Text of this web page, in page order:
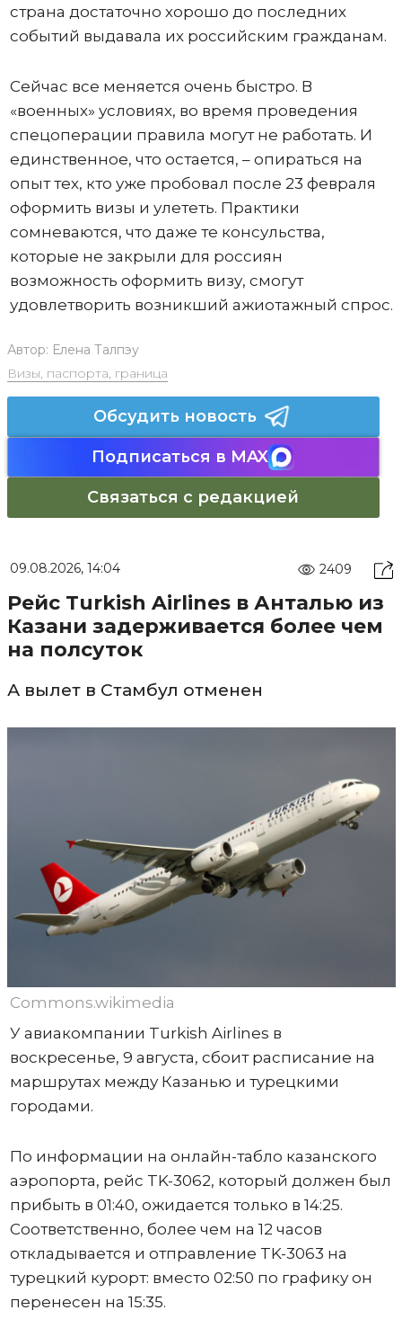
страна достаточно хорошо до последних
событий выдавала их российским гражданам.
Сейчас все меняется очень быстро. В
«военных» условиях, во время проведения
спецоперации правила могут не работать. И
единственное, что остается, – опираться на
опыт тех, кто уже пробовал после 23 февраля
оформить визы и улететь. Практики
сомневаются, что даже те консульства,
которые не закрыли для россиян
возможность оформить визу, смогут
удовлетворить возникший ажиотажный спрос.
Автор: Елена Талпэу
Визы, паспорта, граница
Обсудить новость
Подписаться в MAX
Связаться с редакцией
09.08.2026, 14:04 2409
Рейс Turkish Airlines в Анталью из
Казани задерживается более чем
на полсуток
А вылет в Стамбул отменен
Commons.wikimedia
У авиакомпании Turkish Airlines в
воскресенье, 9 августа, сбоит расписание на
маршрутах между Казанью и турецкими
городами.
По информации на онлайн-табло казанского
аэропорта, рейс TK-3062, который должен был
прибыть в 01:40, ожидается только в 14:25.
Соответственно, более чем на 12 часов
откладывается и отправление TK-3063 на
турецкий курорт: вместо 02:50 по графику он
перенесен на 15:35.